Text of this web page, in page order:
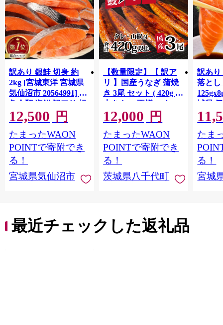
訳あり 銀鮭 切身 約
2kg [宮城東洋 宮城県
気仙沼市 20564991] 鮭
魚介類 海鮮 訳アリ 規
格外 不揃い さけ サケ
鮭切身 シャケ 切り身
冷凍 家庭用 おかず 弁
当 支援 サーモン 銀鮭
切り身 魚 わけあり
12,500 円
たまったWAON
POINTで寄附でき
る！
宮城県気仙沼市
【数量限定】【 訳ア
リ 】国産うなぎ 蒲焼
き 3尾 セット ( 420g )
大きさ の不揃い タ
レ・山椒付き ウナギ
鰻 ふぞろい 不揃い う
な重 ひつまぶし 人気
茨城 八千代町 ふるさ
と納税 冷凍 [SF951ya]
12,000 円
たまったWAON
POINTで寄附でき
る！
茨城県八千代町
訳あり
落とし
城県
お刺し
生 生
鮭 銀
介
たま
る！
宮城
最近チェックした返礼品